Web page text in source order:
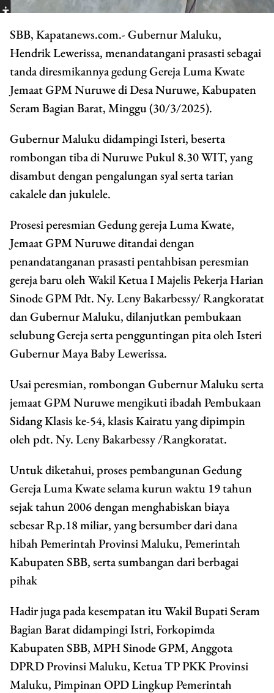
SBB, Kapatanews.com.- Gubernur Maluku,
Hendrik Lewerissa, menandatangani prasasti sebagai
tanda diresmikannya gedung Gereja Luma Kwate
Jemaat GPM Nuruwe di Desa Nuruwe, Kabupaten
Seram Bagian Barat, Minggu (30/3/2025).
Gubernur Maluku didampingi Isteri, beserta
rombongan tiba di Nuruwe Pukul 8.30 WIT, yang
disambut dengan pengalungan syal serta tarian
cakalele dan jukulele.
Prosesi peresmian Gedung gereja Luma Kwate,
Jemaat GPM Nuruwe ditandai dengan
penandatanganan prasasti pentahbisan peresmian
gereja baru oleh Wakil Ketua I Majelis Pekerja Harian
Sinode GPM Pdt. Ny. Leny Bakarbessy/ Rangkoratat
dan Gubernur Maluku, dilanjutkan pembukaan
selubung Gereja serta pengguntingan pita oleh Isteri
Gubernur Maya Baby Lewerissa.
Usai peresmian, rombongan Gubernur Maluku serta
jemaat GPM Nuruwe mengikuti ibadah Pembukaan
Sidang Klasis ke-54, klasis Kairatu yang dipimpin
oleh pdt. Ny. Leny Bakarbessy /Rangkoratat.
Untuk diketahui, proses pembangunan Gedung
Gereja Luma Kwate selama kurun waktu 19 tahun
sejak tahun 2006 dengan menghabiskan biaya
sebesar Rp.18 miliar, yang bersumber dari dana
hibah Pemerintah Provinsi Maluku, Pemerintah
Kabupaten SBB, serta sumbangan dari berbagai
pihak
Hadir juga pada kesempatan itu Wakil Bupati Seram
Bagian Barat didampingi Istri, Forkopimda
Kabupaten SBB, MPH Sinode GPM, Anggota
DPRD Provinsi Maluku, Ketua TP PKK Provinsi
Maluku, Pimpinan OPD Lingkup Pemerintah